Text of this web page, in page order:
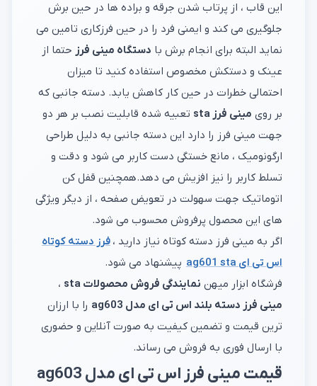
این قاب ، از پرتاب شدن جرقه و براده ها در حین برش
جلوگیری می کند و ایمنی فرد را در حین فرزکاری تامین می
نماید البته برای انجام برش با دستگاه مینی فرز حتما از
عینک و دستکش مخصوص استفاده کنید تا میزان
احتمالی خطرات در حین کار کاهش یابد. دسته جانبی که
بر روی مینی فرز sta
تعبیه شده قابلیت نصب بر هر دو
جهت مینی فرز را دارد این دسته جانبی به دلیل طراحی
ارگونومیک ، مانع خستگی دست کاربر می شود و دقت و
تسلط کاربر را نیز افزیش می دهد.همچنین قفل کن
اتوماتیک جهت سهولت در تعویض صفحه ، از دیگر ویژگی
های این محصول پرفروش محسوب می شود.
اگر به مینی فرز دسته کوتاه نیاز دارید ، فرز دسته کوتاه
اس تی ای ag601 sta
پیشنهاد می شود.
فرشگاه ابزار میهن نمایندگی فروش محصولات sta
،
مینی فرز دسته بلند اس تی ای مدل ag603
را با ارزان
ترین قیمت و تضمین کیفیت به صورت آنلاین و حضوری
با ارسال فوری به فروش می رساند.
قیمت مینی فرز اس تی ای مدل ag603